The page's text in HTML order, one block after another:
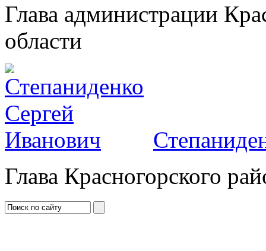
Глава администрации
области
Глава Красногорского